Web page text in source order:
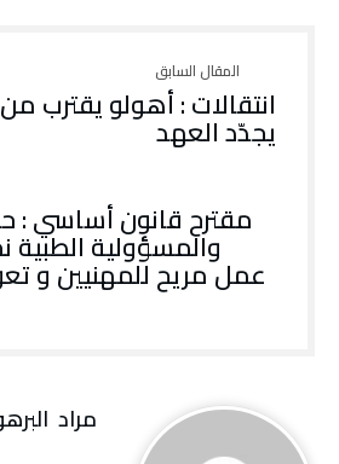
انتقالات : أهولو يقترب
يجدّد العهد
مقترح قانون أساسي :
والمسؤولية الطبية
عمل مريح للمهنيين و
مراد‭ ‬ البرهومي